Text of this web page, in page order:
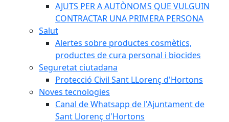
AJUTS PER A AUTÒNOMS QUE VULGUIN
CONTRACTAR UNA PRIMERA PERSONA
Salut
Alertes sobre productes cosmètics,
productes de cura personal i biocides
Seguretat ciutadana
Protecció Civil Sant LLorenç d'Hortons
Noves tecnologies
Canal de Whatsapp de l'Ajuntament de
Sant Llorenç d'Hortons